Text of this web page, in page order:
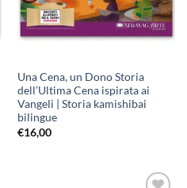
Una Cena, un Dono Storia
dell’Ultima Cena ispirata ai
Vangeli | Storia kamishibai
bilingue
€16,00